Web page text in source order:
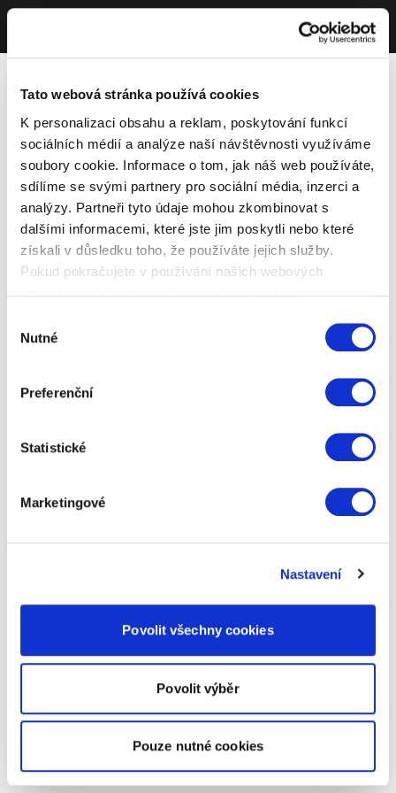
Tato webová stránka používá cookies
K personalizaci obsahu a reklam, poskytování funkcí
sociálních médií a analýze naší návštěvnosti využíváme
soubory cookie. Informace o tom, jak náš web používáte,
sdílíme se svými partnery pro sociální média, inzerci a
analýzy. Partneři tyto údaje mohou zkombinovat s
dalšími informacemi, které jste jim poskytli nebo které
získali v důsledku toho, že používáte jejich služby.
Pokud pokračujete v používání našich webových
souhlasu
Nutné
Preferenční
Statistické
Marketingové
Nastavení
Povolit všechny cookies
Povolit výběr
Pouze nutné cookies